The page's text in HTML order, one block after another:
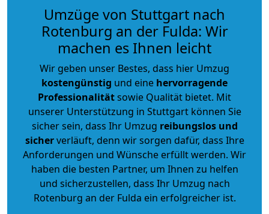
Umzüge von Stuttgart nach
Rotenburg an der Fulda: Wir
machen es Ihnen leicht
Wir geben unser Bestes, dass hier Umzug
kostengünstig und eine hervorragende
Professionalitätsowie Qualität bietet. Mit
unserer Unterstützung in Stuttgart können Sie
sicher sein, dass Ihr Umzug reibungslos und
sicherverläuft, denn wir sorgen dafür, dass Ihre
Anforderungen und Wünsche erfüllt werden. Wir
haben die besten Partner, um Ihnen zu helfen
und sicherzustellen, dass Ihr Umzug nach
Rotenburg an der Fulda ein erfolgreicher ist.